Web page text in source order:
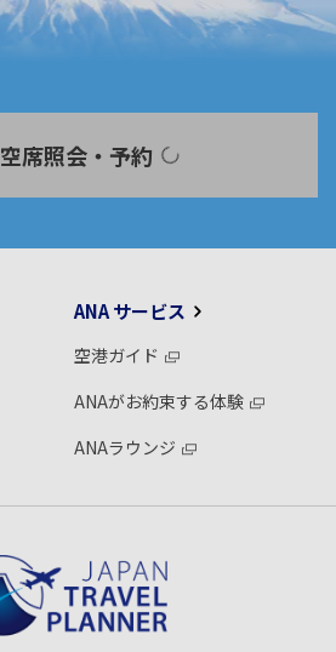
空席照会・予約
ANA サービス
空港ガイド
ANAがお約束する体験
ANAラウンジ